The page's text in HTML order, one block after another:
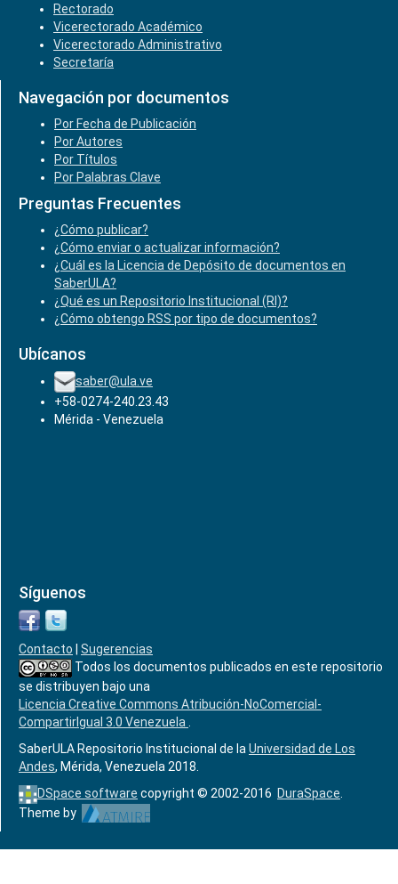
Rectorado
Vicerectorado Académico
Vicerectorado Administrativo
Secretaría
Navegación por documentos
Por Fecha de Publicación
Por Autores
Por Títulos
Por Palabras Clave
Preguntas Frecuentes
¿Cómo publicar?
¿Cómo enviar o actualizar información?
¿Cuál es la Licencia de Depósito de documentos en
SaberULA?
¿Qué es un Repositorio Institucional (RI)?
¿Cómo obtengo RSS por tipo de documentos?
Ubícanos
saber@ula.ve
+58-0274-240.23.43
Mérida - Venezuela
Síguenos
Contacto
Sugerencias
Todos los documentos publicados en este repositorio
se distribuyen bajo una
Licencia Creative Commons Atribución-NoComercial-
CompartirIgual 3.0 Venezuela
SaberULA Repositorio Institucional de la Universidad de Los
Andes, Mérida, Venezuela 2018.
DSpace software copyright © 2002-2016 DuraSpace
Theme by